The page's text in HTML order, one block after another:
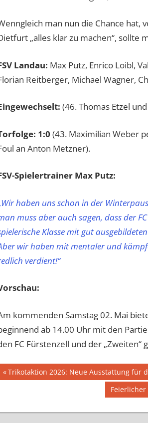
man nun die Chance hat,
„alles klar zu machen“, sollte
Landau: Max Putz, Enrico Loibl,
Reitberger, Michael Wagner,
(46. Thomas Etzel
1:0 (43. Maximilian Weber
an Anton Metzner).
Spielertrainer Max Putz:
Wir haben uns schon in der
muss aber auch sagen, dass der
Klasse mit gut
wir haben mit mentaler und
verdient!“
kommenden Samstag 02. Mai
ab 14.00 Uhr mit den
FC Fürstenzell und der „Zweiten“
Beitragsnavigation
Vorheriger
Beitrag:
Trikotaktion 2026: Neue Ausstattung für
Nächster
Beitrag: